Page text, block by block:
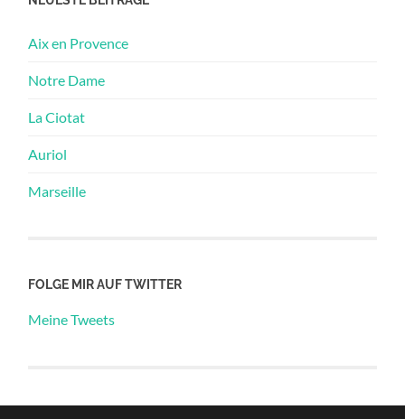
Aix en Provence
Notre Dame
La Ciotat
Auriol
Marseille
FOLGE MIR AUF TWITTER
Meine Tweets